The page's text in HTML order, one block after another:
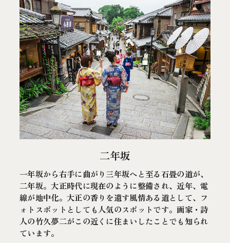
二年坂
一年坂から右手に曲がり三年坂へと至る石畳の道が、
二年坂。大正時代に現在のように整備され、近年、電
線が地中化。大正の香りを遺す風情ある道として、フ
ォトスポットとしても人気のスポットです。画家・詩
人の竹久夢二がこの近くに住まいしたことでも知られ
ています。